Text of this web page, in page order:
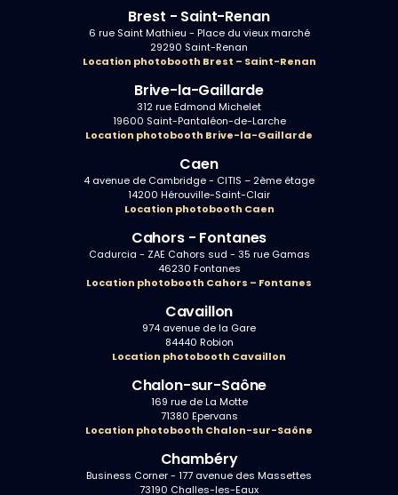
Brest - Saint-Renan
6 rue Saint Mathieu - Place du vieux marché
29290 Saint-Renan
Location photobooth Brest – Saint-Renan
Brive-la-Gaillarde
312 rue Edmond Michelet
19600 Saint-Pantaléon-de-Larche
Location photobooth Brive-la-Gaillarde
Caen
4 avenue de Cambridge - CITIS – 2ème étage
14200 Hérouville-Saint-Clair
Location photobooth Caen
Cahors - Fontanes
Cadurcia - ZAE Cahors sud - 35 rue Gamas
46230 Fontanes
Location photobooth Cahors – Fontanes
Cavaillon
974 avenue de la Gare
84440 Robion
Location photobooth Cavaillon
Chalon-sur-Saône
169 rue de La Motte
71380 Epervans
Location photobooth Chalon-sur-Saône
Chambéry
Business Corner - 177 avenue des Massettes
73190 Challes-les-Eaux